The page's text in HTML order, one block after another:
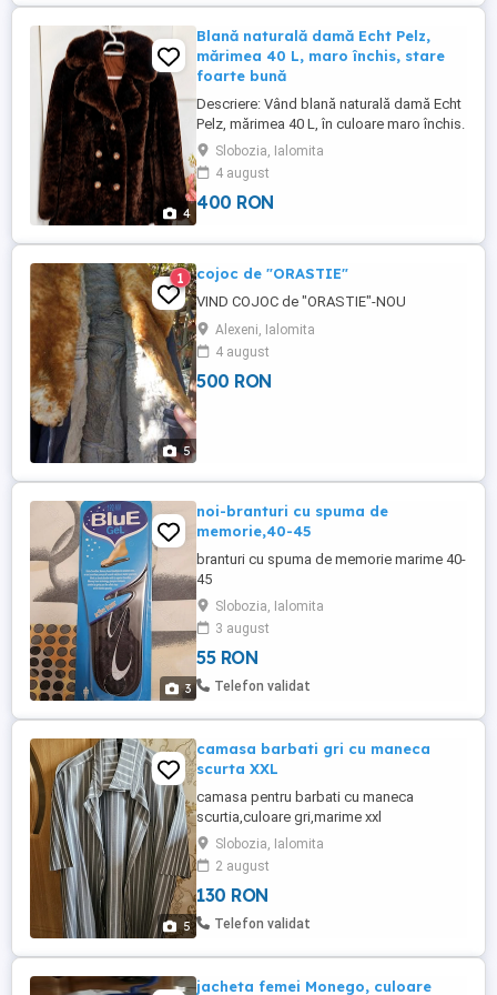
4
Blană naturală damă Echt Pelz,
mărimea 40 L, maro închis, stare
foarte bună
Descriere: Vând blană naturală damă Echt
Pelz, mărimea 40 L, în culoare maro închis.
Model elegant, clasic și foarte călduros,
potrivit pentru sezonul rece și ocazii
speciale. Blană naturală, moale și deasă
Mărime: 40 L Culoare: maro închis Guler
Slobozia, Ialomita
4 august
400 RON
5
1 cojoc de "ORASTIE"
VIND COJOC de "ORASTIE"-NOU
Alexeni, Ialomita
4 august
500 RON
3
noi-branturi cu spuma de
memorie,40-45
branturi cu spuma de memorie marime 40-
45
Slobozia, Ialomita
3 august
55 RON
Telefon validat
5
camasa barbati gri cu maneca
scurta XXL
camasa pentru barbati cu maneca
scurtia,culoare gri,marime xxl
Slobozia, Ialomita
2 august
130 RON
Telefon validat
jacheta femei Monego, culoare